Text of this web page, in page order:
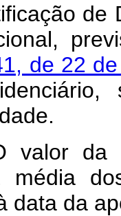
de 22
média
data da